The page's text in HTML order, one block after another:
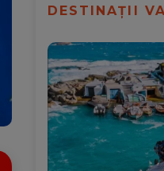
DESTINAȚII